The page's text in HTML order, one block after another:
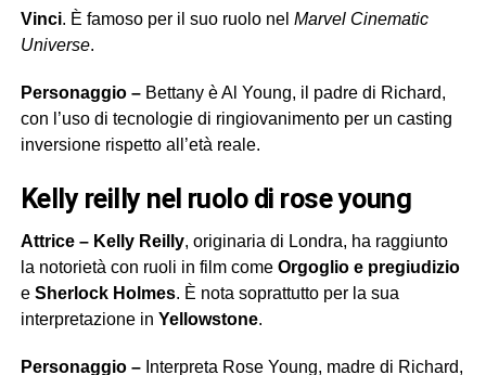
Vinci. È famoso per il suo ruolo nel Marvel Cinematic
Universe.
Personaggio –Bettany è Al Young, il padre di Richard,
con l’uso di tecnologie di ringiovanimento per un casting
inversione rispetto all’età reale.
kelly reilly nel ruolo di rose young
Attrice – Kelly Reilly, originaria di Londra, ha raggiunto
la notorietà con ruoli in film come Orgoglio e pregiudizio
e Sherlock Holmes. È nota soprattutto per la sua
interpretazione in Yellowstone.
Personaggio –Interpreta Rose Young, madre di Richard,